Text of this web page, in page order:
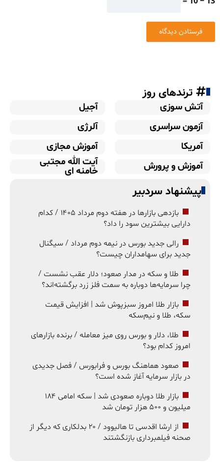
ترندهای روز
آتش سوزی
آجیل
آزمون سراسری
آلرژی
آمریکا
آموزش مجازی
آموزش و پرورش
آیت الله مجتبی
خامنه ای
پیشنهاد سردبیر
بازدهی بازارها در هفته دوم مرداد ۱۴۰۵ / کدام
دارایی بیشترین سود را داد؟
رالی جدید بورس در نیمه دوم مرداد / سیگنال
جدید برای سهامداران چیست؟
طلا و سکه در مدار صعود؛ دلار عقب نشست /
چرا سرمایه‌ها دوباره به سمت فلز زرد برگشته‌اند؟
بازار طلا امروز سبزپوش شد | افزایش قیمت
سکه، طلا و نیم‌سکه
طلا، دلار و بورس روی میز معامله / برنده بازارهای
امروز کدام بود؟
صعود هماهنگ بورس و فرابورس / فصل جدیدی
در بازار سرمایه آغاز شده است؟
بازار طلا دوباره صعودی شد | سکه امامی ۱۸۴
میلیون و ۵۰۰ هزار تومان شد
از ارشا اقدسی تا هالیوود / ۲۰ بدلکاری که دیگر از
صحنه فیلمبرداری بازنگشتند